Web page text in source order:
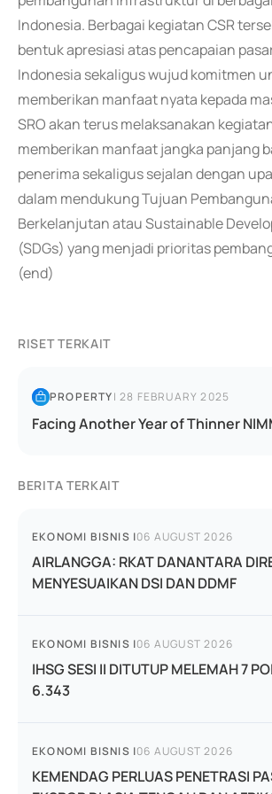
Indonesia. Berbagai kegiatan CSR
bentuk apresiasi atas pencapaian
Indonesia sekaligus wujud komitmen
memberikan manfaat nyata kepada
SRO akan terus melaksanakan
memberikan manfaat jangka panjang
penerima sekaligus sejalan dengan
dalam mendukung Tujuan
Berkelanjutan atau Sustainable
(SDGs) yang menjadi prioritas
(end)
RISET TERKAIT
PROPERTY|28 FEBRUARY 2025
Facing Another Year of Thinner
BERITA TERKAIT
EKONOMI BISNIS |06 AUGUST 2026
AIRLANGGA: RKAT DANANTARA
MENYESUAIKAN DSI DAN DDMF
EKONOMI BISNIS |06 AUGUST 2026
IHSG SESI II DITUTUP MELEMAH 7
6.343
EKONOMI BISNIS |06 AUGUST 2026
KEMENDAG PERLUAS PENETRASI